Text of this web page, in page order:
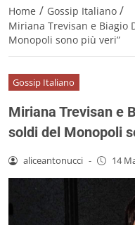
Home / Gossip Italiano /
Miriana Trevisan e Biagio
Monopoli sono più veri”
Gossip Italiano
Miriana Trevisan e
soldi del Monopoli
aliceantonucci - 14